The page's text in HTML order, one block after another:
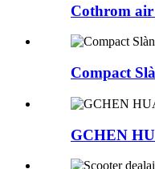
Cothrom air
Compact
GCHEN